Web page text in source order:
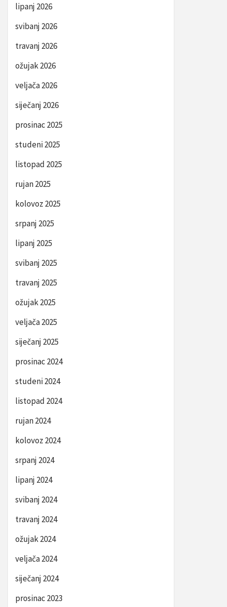
lipanj 2026
svibanj 2026
travanj 2026
ožujak 2026
veljača 2026
siječanj 2026
prosinac 2025
studeni 2025
listopad 2025
rujan 2025
kolovoz 2025
srpanj 2025
lipanj 2025
svibanj 2025
travanj 2025
ožujak 2025
veljača 2025
siječanj 2025
prosinac 2024
studeni 2024
listopad 2024
rujan 2024
kolovoz 2024
srpanj 2024
lipanj 2024
svibanj 2024
travanj 2024
ožujak 2024
veljača 2024
siječanj 2024
prosinac 2023